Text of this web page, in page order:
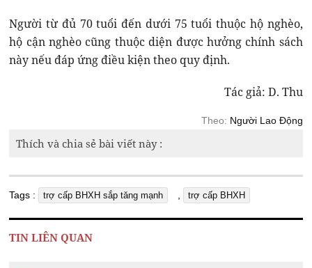
Người từ đủ 70 tuổi đến dưới 75 tuổi thuộc hộ nghèo,
hộ cận nghèo cũng thuộc diện được hưởng chính sách
này nếu đáp ứng điều kiện theo quy định.
Tác giả: D. Thu
Theo: Người Lao Động
Thích và chia sẻ bài viết này :
Tags : trợ cấp BHXH sắp tăng mạnh , trợ cấp BHXH
TIN LIÊN QUAN